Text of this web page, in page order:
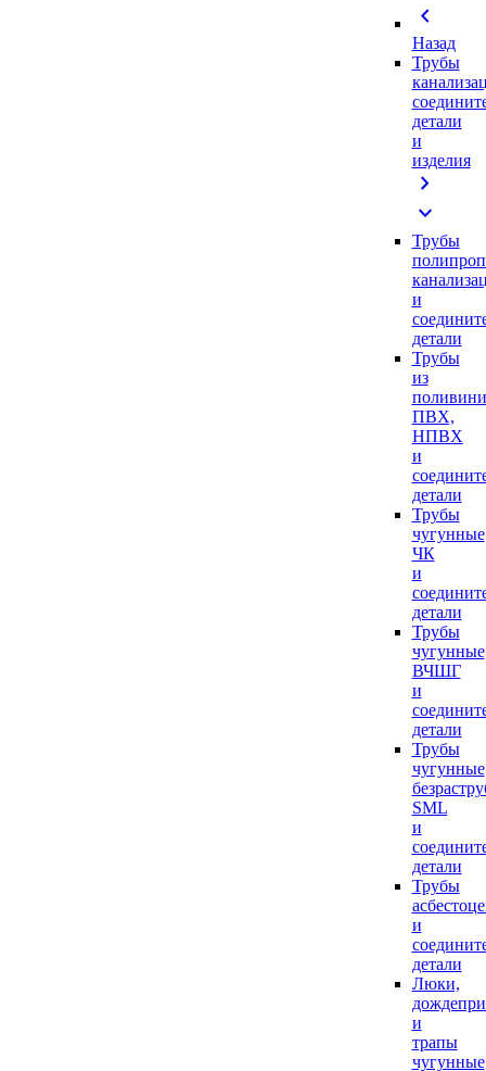
chevron_left
Назад
Трубы
детали
и
изделия
chevron_right
expand_more
Трубы
и
детали
Трубы
из
ПВХ,
НПВХ
и
детали
Трубы
чугунные
ЧК
и
детали
Трубы
чугунные
ВЧШГ
и
детали
Трубы
чугунные
SML
и
детали
Трубы
и
детали
Люки,
и
трапы
чугунные